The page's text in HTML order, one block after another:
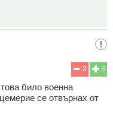
8
3
било военна
се отвърнах от